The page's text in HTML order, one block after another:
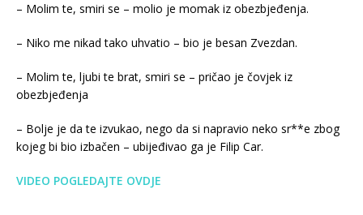
– Molim te, smiri se – molio je momak iz obezbjeđenja.
– Niko me nikad tako uhvatio – bio je besan Zvezdan.
– Molim te, ljubi te brat, smiri se – pričao je čovjek iz
obezbjeđenja
– Bolje je da te izvukao, nego da si napravio neko sr**e zbog
kojeg bi bio izbačen – ubijeđivao ga je Filip Car.
VIDEO POGLEDAJTE OVDJE